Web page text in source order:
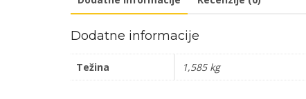
Dodatne informacije
Težina 1,585 kg